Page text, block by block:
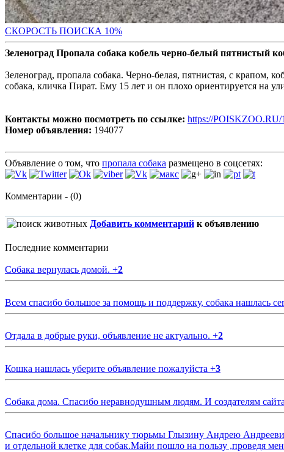
СКОРОСТЬ ПОИСКА 10%
Зеленоград Пропала собака кобель черно-белый пятнистый
Зеленоград, пропала собака. Черно-белая, пятнистая, с крапом,
собака, кличка Пират. Ему 15 лет и он плохо ориентируется на
Контакты можно посмотреть по ссылке: https://POISKZOO.RU/
Номер объявления: 194077
Объявление о том, что пропала собака размещено в соцсетях:
Комментарии - (0)
Добавить комментарий к объявлению
Последние комментарии
Собака вернулась домой. +2
Всем спасибо большое за помощь и поддержку, собака нашлась
Отдала в добрые руки, объявление не актуально. +2
Кошка нашлась уберите объявление пожалуйста +3
Собака дома. Спасибо неравнодушным людям. И создателям
Спасибо большое начальнику тюрьмы Глызину Андрею
и отдельной клетке для собак.Майи пошло на пользу ,проведя